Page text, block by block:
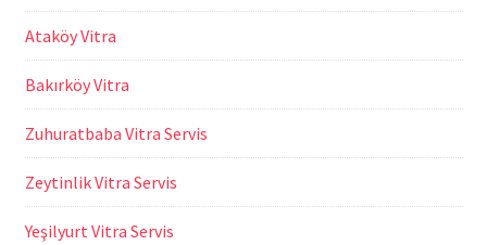
Ataköy Vitra
Bakırköy Vitra
Zuhuratbaba Vitra Servis
Zeytinlik Vitra Servis
Yeşilyurt Vitra Servis